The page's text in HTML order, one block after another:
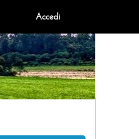
Accedi